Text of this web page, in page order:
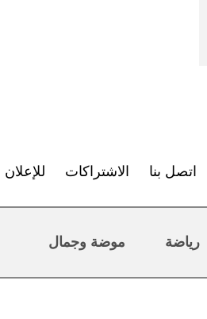
اتصل بنا الاشتراكات للإعلان
رياضة موضة وجمال